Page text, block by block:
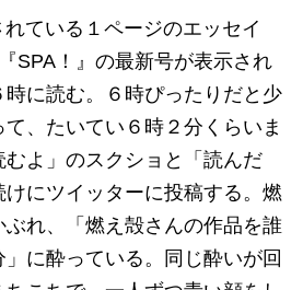
れている１ページのエッセイ
SPA！』の最新号が表示され
時に読む。６時ぴったりだと少
、たいてい６時２分くらいま
よ」のスクショと「読んだ
にツイッターに投稿する。燃
ぶれ、「燃え殻さんの作品を誰
に酔っている。同じ酔いが回